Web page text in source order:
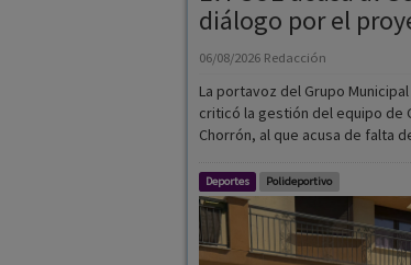
La portavoz del Grupo
criticó la gestión del equipo de
Chorrón, al que acusa de falta
Deportes Polideportivo